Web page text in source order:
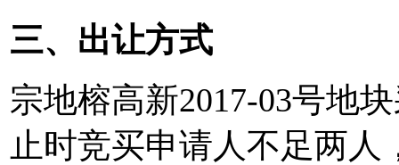
三、出让方式
宗地榕高新2017-03号地
止时竞买申请人不足两